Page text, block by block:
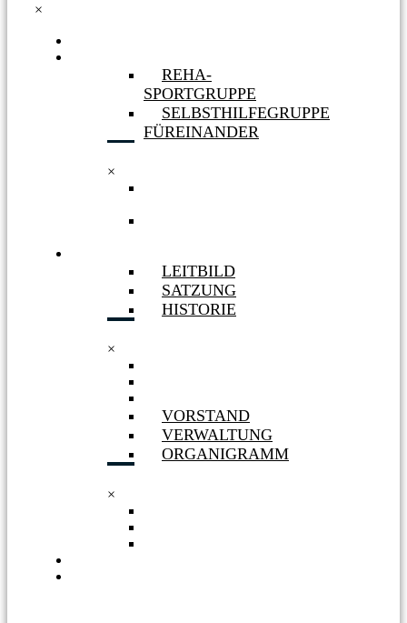
×
REHA-
SPORTGRUPPE
SELBSTHILFEGRUPPE
FÜREINANDER
×
LEITBILD
SATZUNG
HISTORIE
×
VORSTAND
VERWALTUNG
ORGANIGRAMM
×